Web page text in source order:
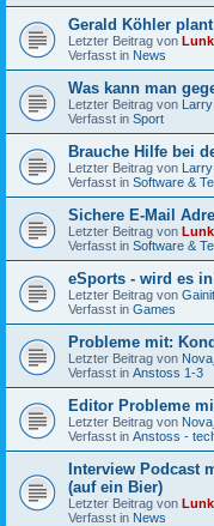
Gerald Köhler
Letzter Beitrag von
Verfasst in News
Was kann man
Letzter Beitrag von Larry
Verfasst in Sport
Brauche Hilfe bei
Letzter Beitrag von Larry
Verfasst in Software &
Sichere E-Mail
Letzter Beitrag von
Verfasst in Software &
eSports - wird es
Letzter Beitrag von Gainit
Verfasst in Games
Probleme mit:
Letzter Beitrag von
Verfasst in Anstoss 1-3
Editor Probleme
Letzter Beitrag von
Verfasst in Anstoss -
Interview Podcast
(auf ein Bier)
Letzter Beitrag von
Verfasst in News